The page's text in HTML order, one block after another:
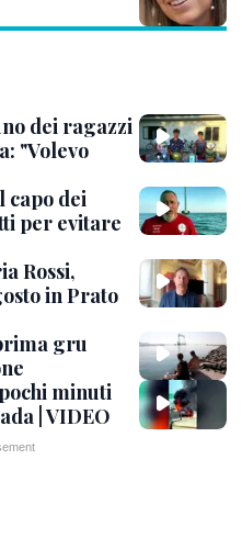
dei ragazzi
"Volevo
capo dei
per evitare
Rossi,
in Prato
gru
minuti
| VIDEO